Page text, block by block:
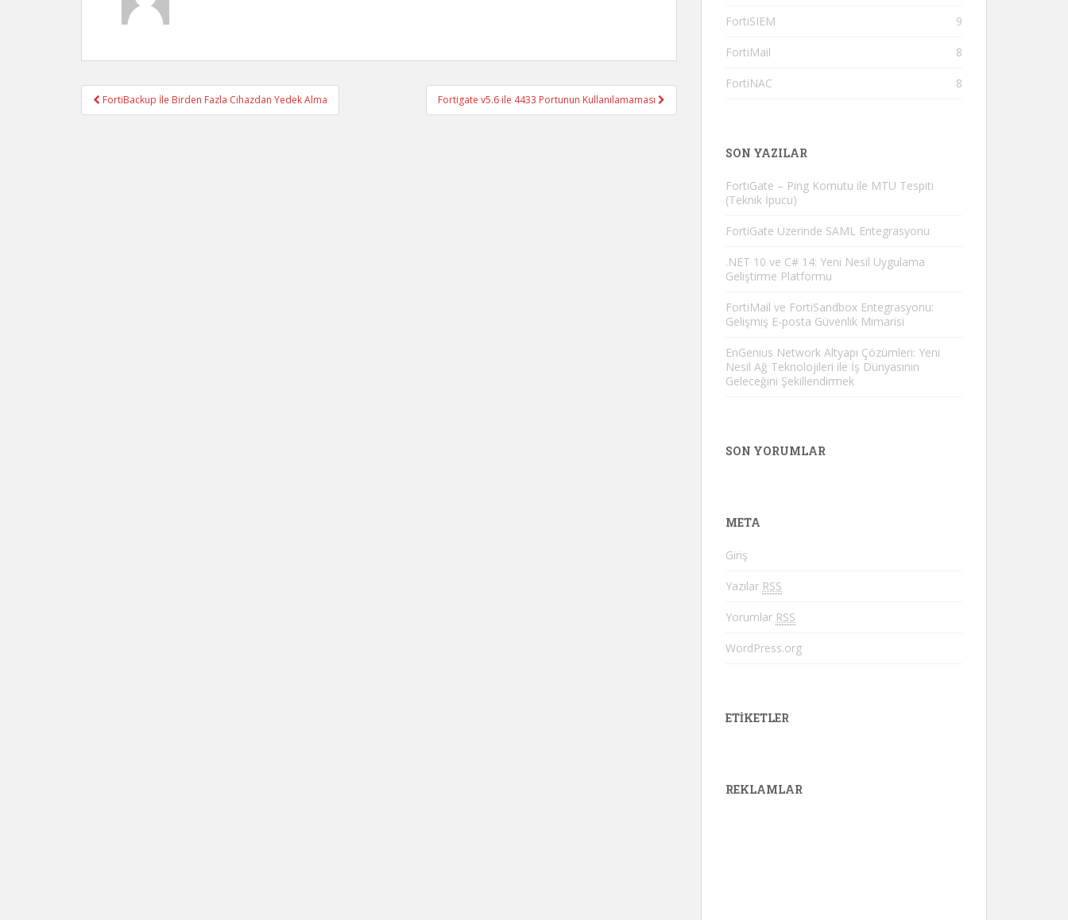
Post navigation
FortiBackup İle Birden Fazla Cihazdan Yedek Alma Fortigate v5.6 ile 4433 Portunun Kullanılamaması
FortiSIEM 9
FortiMail 8
FortiNAC 8
SON YAZILAR
FortiGate – Ping Komutu ile MTU Tespiti
(Teknik İpucu)
FortiGate Üzerinde SAML Entegrasyonu
.NET 10 ve C# 14: Yeni Nesil Uygulama
Geliştirme Platformu
FortiMail ve FortiSandbox Entegrasyonu:
Gelişmiş E-posta Güvenlik Mimarisi
EnGenius Network Altyapı Çözümleri: Yeni
Nesil Ağ Teknolojileri ile İş Dünyasının
Geleceğini Şekillendirmek
SON YORUMLAR
META
Giriş
Yazılar RSS
Yorumlar RSS
WordPress.org
ETIKETLER
REKLAMLAR